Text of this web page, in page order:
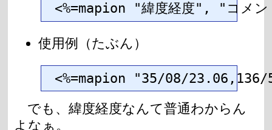
<%=mapion "緯度経度", "コメン
使用例（たぶん）
<%=mapion "35/08/
でも、緯度経度なんて普通わからん
よなぁ。